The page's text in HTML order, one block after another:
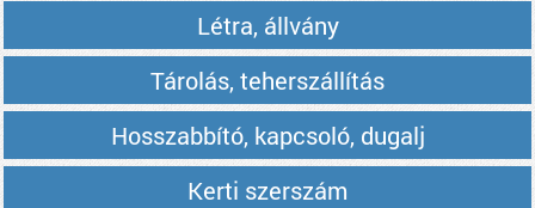
Létra, állvány
Tárolás, teherszállítás
Hosszabbító, kapcsoló, dugalj
Kerti szerszám